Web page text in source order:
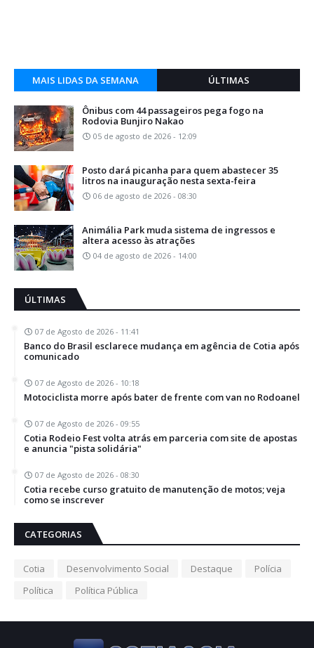
MAIS LIDAS DA SEMANA ÚLTIMAS
Ônibus com 44 passageiros pega fogo na
Rodovia Bunjiro Nakao
05 de agosto de 2026 - 12:09
Posto dará picanha para quem abastecer 35
litros na inauguração nesta sexta-feira
06 de agosto de 2026 - 08:30
Animália Park muda sistema de ingressos e
altera acesso às atrações
04 de agosto de 2026 - 14:00
ÚLTIMAS
07 de Agosto de 2026 - 11:41
Banco do Brasil esclarece mudança em agência de Cotia após
comunicado
07 de Agosto de 2026 - 10:18
Motociclista morre após bater de frente com van no Rodoanel
07 de Agosto de 2026 - 09:55
Cotia Rodeio Fest volta atrás em parceria com site de apostas
e anuncia "pista solidária"
07 de Agosto de 2026 - 08:30
Cotia recebe curso gratuito de manutenção de motos; veja
como se inscrever
CATEGORIAS
Cotia Desenvolvimento Social Destaque
Polícia
Política
Política Pública